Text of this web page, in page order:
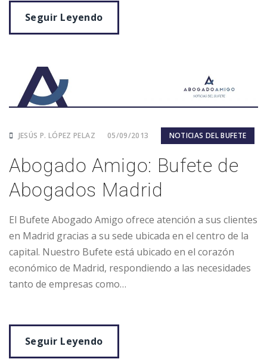
Seguir Leyendo
JESÚS P. LÓPEZ PELAZ 05/09/2013 NOTICIAS DEL BUFETE
Abogado Amigo: Bufete de
Abogados Madrid
El Bufete Abogado Amigo ofrece atención a sus clientes
en Madrid gracias a su sede ubicada en el centro de la
capital. Nuestro Bufete está ubicado en el corazón
económico de Madrid, respondiendo a las necesidades
tanto de empresas como…
Seguir Leyendo